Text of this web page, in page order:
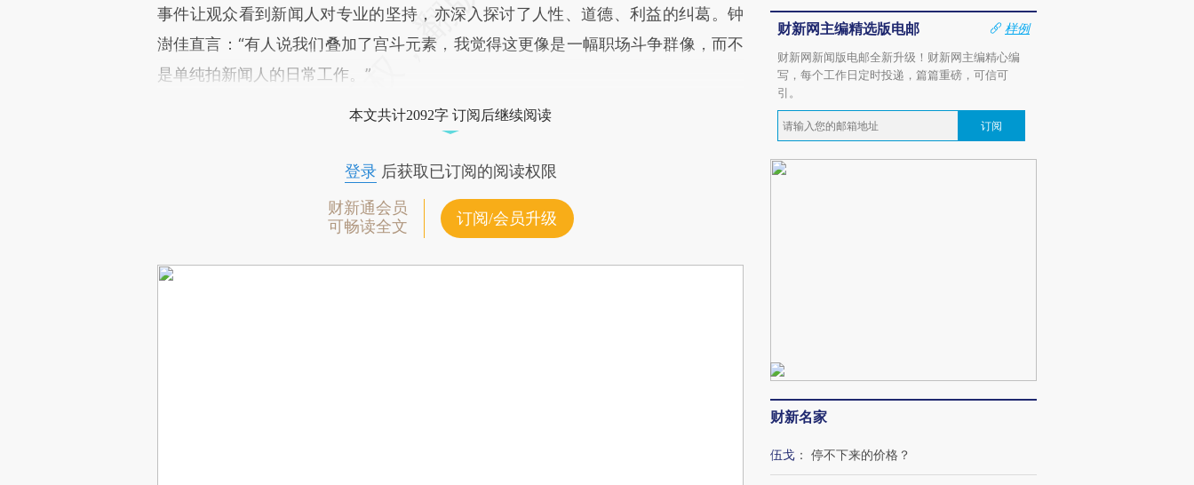
事件让观众看到新闻人对专业的坚持，亦深入探讨了人性、道德、利益的纠葛。钟
澍佳直言：“有人说我们叠加了宫斗元素，我觉得这更像是一幅职场斗争群像，而不
是单纯拍新闻人的日常工作。”
本文共计2092字 订阅后继续阅读
登录后获取已订阅的阅读权限
财新通会员
可畅读全文
订阅/会员升级
财新网主编精选版电邮
样例
财新网新闻版电邮全新升级！财新网主编精心编
写，每个工作日定时投递，篇篇重磅，可信可
引。
订阅
财新名家
伍戈 ： 停不下来的价格？